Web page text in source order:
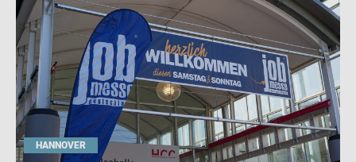
HANNOVER